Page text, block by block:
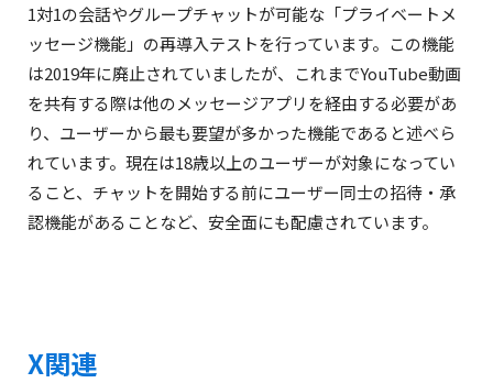
1対1の会話やグループチャットが可能な「プライベートメ
ッセージ機能」の再導入テストを行っています。この機能
は2019年に廃止されていましたが、これまでYouTube動画
を共有する際は他のメッセージアプリを経由する必要があ
り、ユーザーから最も要望が多かった機能であると述べら
れています。現在は18歳以上のユーザーが対象になってい
ること、チャットを開始する前にユーザー同士の招待・承
認機能があることなど、安全面にも配慮されています。
X関連